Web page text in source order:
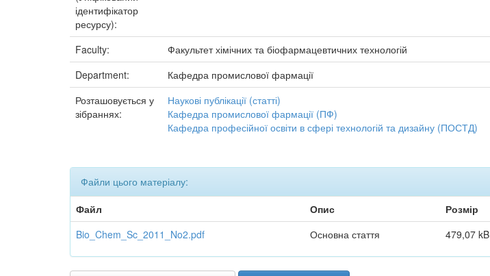
ідентифікатор
ресурсу):
Faculty:
Факультет хімічних та біофармацевтичних технологій
Department:
Кафедра промислової фармації
Розташовується у
зібраннях:
Наукові публікації (статті)
Кафедра промислової фармації (ПФ)
Кафедра професійної освіти в сфері технологій та дизайну (ПОСТД)
Файли цього матеріалу:
Файл
Опис Розмір
Bio_Chem_Sc_2011_No2.pdf
Основна стаття 479,07 kB